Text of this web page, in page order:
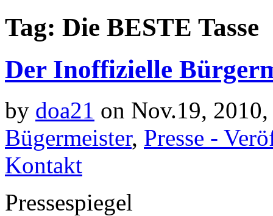
Tag: Die BESTE Tasse
Der Inoffizielle
by doa21 on Nov.19,
Bügermeister, Presse -
Kontakt
Pressespiegel